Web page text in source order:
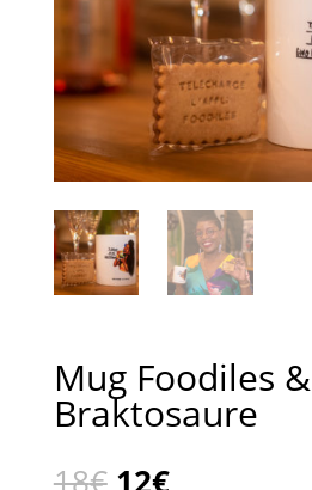
Mug Foodiles &
Braktosaure
Le Le